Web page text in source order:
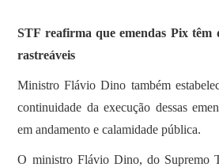
STF reafirma que emendas Pix têm
rastreáveis
Ministro Flávio Dino também
continuidade da execução dessas
em andamento e calamidade pública.
O ministro Flávio Dino, do Supremo